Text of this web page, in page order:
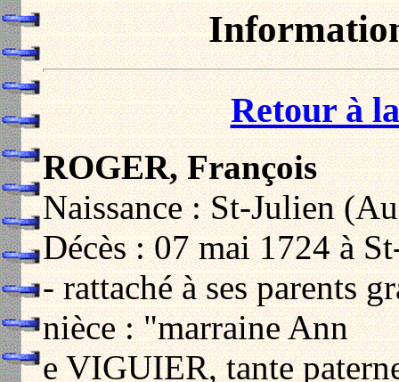
Retour à
ROGER, François
Naissance : St-Julien
Décès : 07 mai 1724 à
- rattaché à ses parents
nièce : "marraine Ann
e VIGUIER, tante